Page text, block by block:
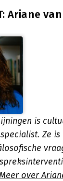
Ariane
is
Ze
over